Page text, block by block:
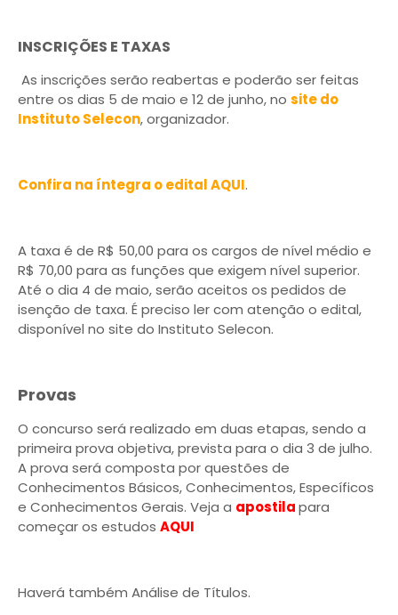
INSCRIÇÕES E TAXAS
As inscrições serão reabertas e poderão ser feitas
entre os dias 5 de maio e 12 de junho, no site do
Instituto Selecon, organizador.
Confira na íntegra o edital AQUI.
A taxa é de R$ 50,00 para os cargos de nível médio e
R$ 70,00 para as funções que exigem nível superior.
Até o dia 4 de maio, serão aceitos os pedidos de
isenção de taxa. É preciso ler com atenção o edital,
disponível no site do Instituto Selecon.
Provas
O concurso será realizado em duas etapas, sendo a
primeira prova objetiva, prevista para o dia 3 de julho.
A prova será composta por questões de
Conhecimentos Básicos, Conhecimentos, Específicos
e Conhecimentos Gerais. Veja a apostilapara
começar os estudos AQUI
Haverá também Análise de Títulos.